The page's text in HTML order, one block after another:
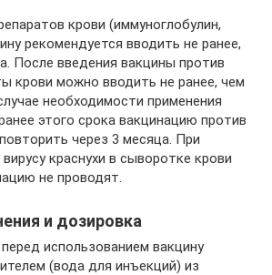
крови (иммуноглобулин,
рекомендуется вводить не ранее,
После введения вакцины против
крови можно вводить не ранее, чем
необходимости применения
этого срока вакцинацию против
через 3 месяца. При
краснухи в сыворотке крови
не проводят.
и дозировка
использованием вакцину
(вода для инъекций) из